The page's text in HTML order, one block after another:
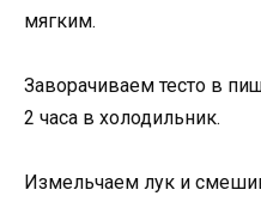
мягким.
Заворачиваем тесто в
2 часа в холодильник.
Измельчаем лук и